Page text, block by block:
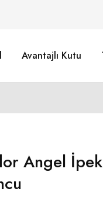
Avantajlı Kutu
Angel